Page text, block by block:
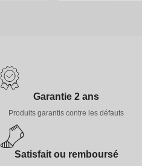
Garantie 2 ans
Produits garantis contre les défauts
Satisfait ou remboursé